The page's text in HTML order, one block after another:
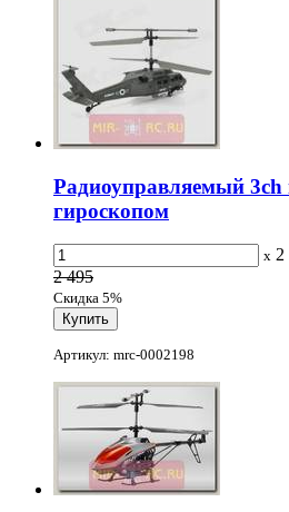
Радиоуправляемый 3ch
гироскопом
x 2
2 495
Скидка 5%
Артикул: mrc-0002198